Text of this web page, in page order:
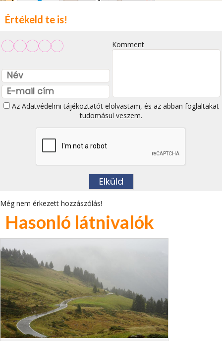
Értékeld te is!
Komment
Az Adatvédelmi tájékoztatótelolvastam, és az abban foglaltakat
tudomásul veszem.
Még nem érkezett hozzászólás!
Hasonló látnivalók